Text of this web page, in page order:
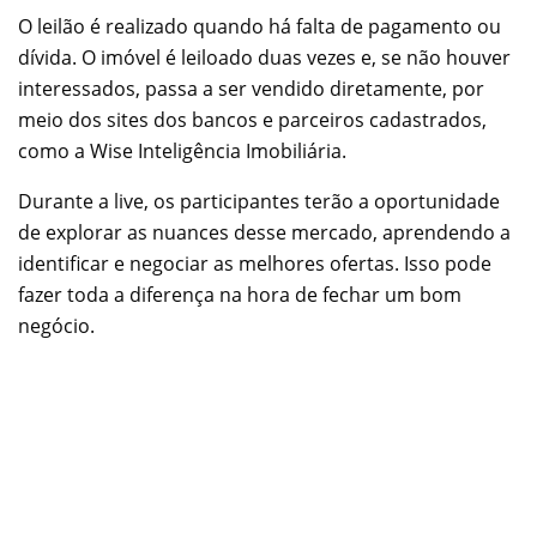
O leilão é realizado quando há falta de pagamento ou
dívida. O imóvel é leiloado duas vezes e, se não houver
interessados, passa a ser vendido diretamente, por
meio dos sites dos bancos e parceiros cadastrados,
como a Wise Inteligência Imobiliária.
Durante a live, os participantes terão a oportunidade
de explorar as nuances desse mercado, aprendendo a
identificar e negociar as melhores ofertas. Isso pode
fazer toda a diferença na hora de fechar um bom
negócio.